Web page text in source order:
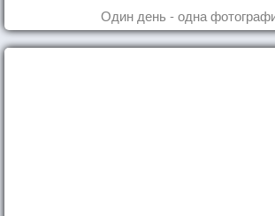
Один день - одна